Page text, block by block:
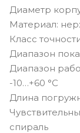
Диаметр
Материал:
Класс
Диапазон
Диапазон
-10…+60 °C
Длина
спираль